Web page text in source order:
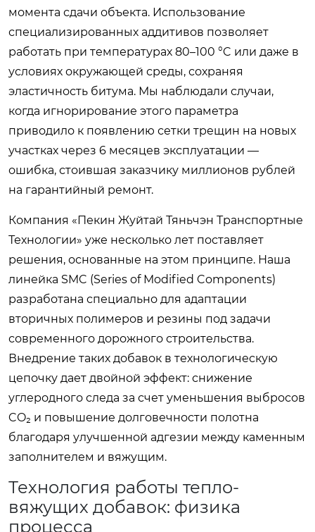
момента сдачи объекта. Использование
специализированных аддитивов позволяет
работать при температурах 80–100 °C или даже в
условиях окружающей среды, сохраняя
эластичность битума. Мы наблюдали случаи,
когда игнорирование этого параметра
приводило к появлению сетки трещин на новых
участках через 6 месяцев эксплуатации —
ошибка, стоившая заказчику миллионов рублей
на гарантийный ремонт.
Компания «Пекин Жуйтай Тяньчэн Транспортные
Технологии» уже несколько лет поставляет
решения, основанные на этом принципе. Наша
линейка SMC (Series of Modified Components)
разработана специально для адаптации
вторичных полимеров и резины под задачи
современного дорожного строительства.
Внедрение таких добавок в технологическую
цепочку дает двойной эффект: снижение
углеродного следа за счет уменьшения выбросов
CO₂ и повышение долговечности полотна
благодаря улучшенной адгезии между каменным
заполнителем и вяжущим.
Технология работы тепло-
вяжущих добавок: физика
процесса